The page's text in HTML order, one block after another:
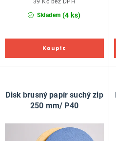
Skladem (4 ks)
Disk brusný papír suchý zip
250 mm/ P40